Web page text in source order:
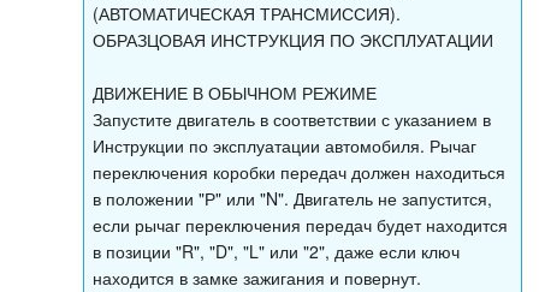
(АВТОМАТИЧЕСКАЯ ТРАНСМИССИЯ).
ОБРАЗЦОВАЯ ИНСТРУКЦИЯ ПО ЭКСПЛУАТАЦИИ
ДВИЖЕНИЕ В ОБЫЧНОМ РЕЖИМЕ
Запустите двигатель в соответствии с указанием в
Инструкции по эксплуатации автомобиля. Рычаг
переключения коробки передач должен находиться
в положении "Р" или "N". Двигатель не запустится,
если рычаг переключения передач будет находится
в позиции "R", "D", "L" или "2", даже если ключ
находится в замке зажигания и повернут.